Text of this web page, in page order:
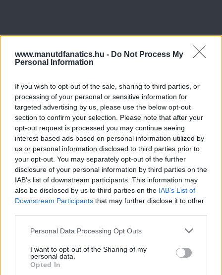
www.manutdfanatics.hu - Do Not Process My
Personal Information
If you wish to opt-out of the sale, sharing to third parties, or
processing of your personal or sensitive information for
targeted advertising by us, please use the below opt-out
section to confirm your selection. Please note that after your
opt-out request is processed you may continue seeing
interest-based ads based on personal information utilized by
us or personal information disclosed to third parties prior to
your opt-out. You may separately opt-out of the further
disclosure of your personal information by third parties on the
IAB’s list of downstream participants. This information may
also be disclosed by us to third parties on the IAB’s List of
Downstream Participants that may further disclose it to other
Please note that this website/app uses one or more Google
not limited to your visit or usage behaviour. You may click to
grant or deny consent to Google and its third-party tags to
use your data for below specified purposes in below Google
Personal Data Processing Opt Outs
I want to opt-out of the Sharing of my
personal data.
Opted In
Meccs Center
Paris Saint-Germainvs
Manchester United
Felkészülési szezon 4. mérkőzés
Nya Ullevi, Göteborg
2026-08-08 17:00
Leeds Unitedvs Manchester United2026-08-12 20:30